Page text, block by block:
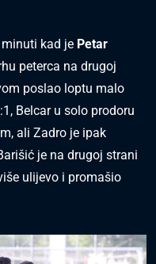
kad je Petar
peterca na drugoj
poslao loptu malo
Belcar u solo prodoru
ali Zadro je ipak
je na drugoj strani
ulijevo i promašio